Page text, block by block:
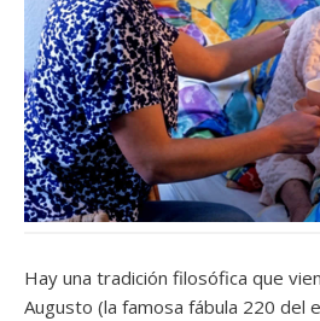
Hay una tradición filosófica que
Augusto (la famosa fábula 220 del